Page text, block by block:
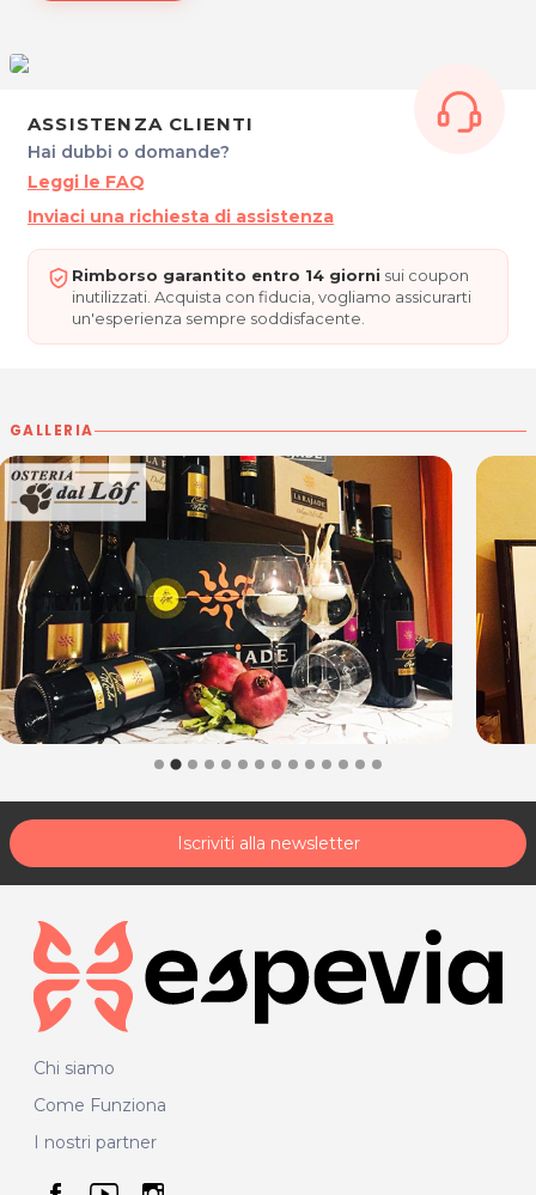
Per ulteriori informazioni sull'offerta o sulle modalità di
ASSISTENZA CLIENTI
Hai dubbi o domande?
Leggi le FAQ
Inviaci una richiesta di assistenza
Rimborso garantito entro 14 giorni sui coupon
inutilizzati. Acquista con fiducia, vogliamo assicurarti
un'esperienza sempre soddisfacente.
GALLERIA
Iscriviti alla newsletter
Chi siamo
Come Funziona
I nostri partner